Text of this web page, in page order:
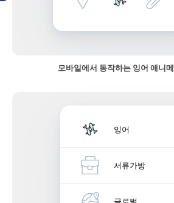
모바일에서 동작하는 잉어 애니
잉어
서류가방